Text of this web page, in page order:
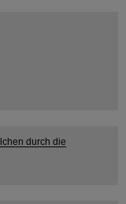
durch die